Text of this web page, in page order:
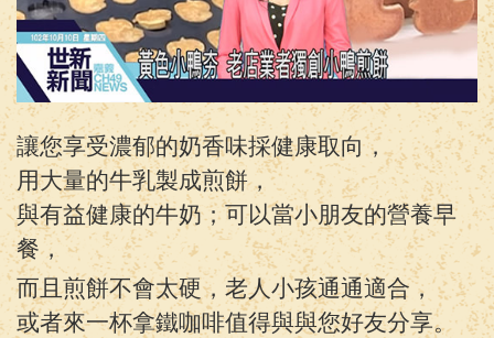
讓您享受濃郁的奶香味採健康取向，
用大量的牛乳製成煎餅，
與有益健康的牛奶；可以當小朋友的營養早
餐，
而且煎餅不會太硬，老人小孩通通適合，
或者來一杯拿鐵咖啡值得與與您好友分享。